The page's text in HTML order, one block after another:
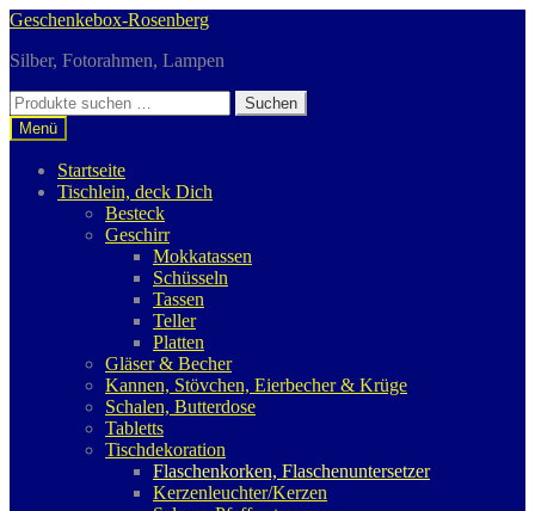
Zur
springen
Zum
springen
Geschenkebox-Rosenberg
Silber, Fotorahmen, Lampen
Suchen
nach:
Suchen
Menü
Startseite
Tischlein, deck Dich
Besteck
Geschirr
Mokkatassen
Schüsseln
Tassen
Teller
Platten
Gläser & Becher
Kannen, Stövchen, Eierbecher & Krüge
Schalen, Butterdose
Tabletts
Tischdekoration
Flaschenkorken, Flaschenuntersetzer
Kerzenleuchter/Kerzen